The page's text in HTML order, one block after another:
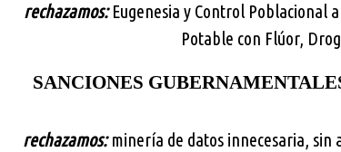
rechazamos:Eugenesia y Control Poblacional
Potable con Flúor,
SANCIONES
rechazamos:minería de datos innecesaria, sin